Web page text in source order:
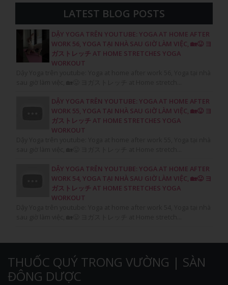
LATEST BLOG POSTS
DẬY YOGA TRÊN YOUTUBE: YOGA AT HOME AFTER
WORK 56, YOGA TẠI NHÀ SAU GIỜ LÀM VIỆC, 🏡😛 ヨ
ガストレッチ AT HOME STRETCHES YOGA
WORKOUT
DẬY YOGA TRÊN YOUTUBE: YOGA AT HOME AFTER
WORK 55, YOGA TẠI NHÀ SAU GIỜ LÀM VIỆC, 🏡😛 ヨ
ガストレッチ AT HOME STRETCHES YOGA
WORKOUT
DẬY YOGA TRÊN YOUTUBE: YOGA AT HOME AFTER
WORK 54, YOGA TẠI NHÀ SAU GIỜ LÀM VIỆC, 🏡😛 ヨ
ガストレッチ AT HOME STRETCHES YOGA
WORKOUT
THUỐC QUÝ TRONG VƯỜNG | SÀN
ĐÔNG DƯỢC